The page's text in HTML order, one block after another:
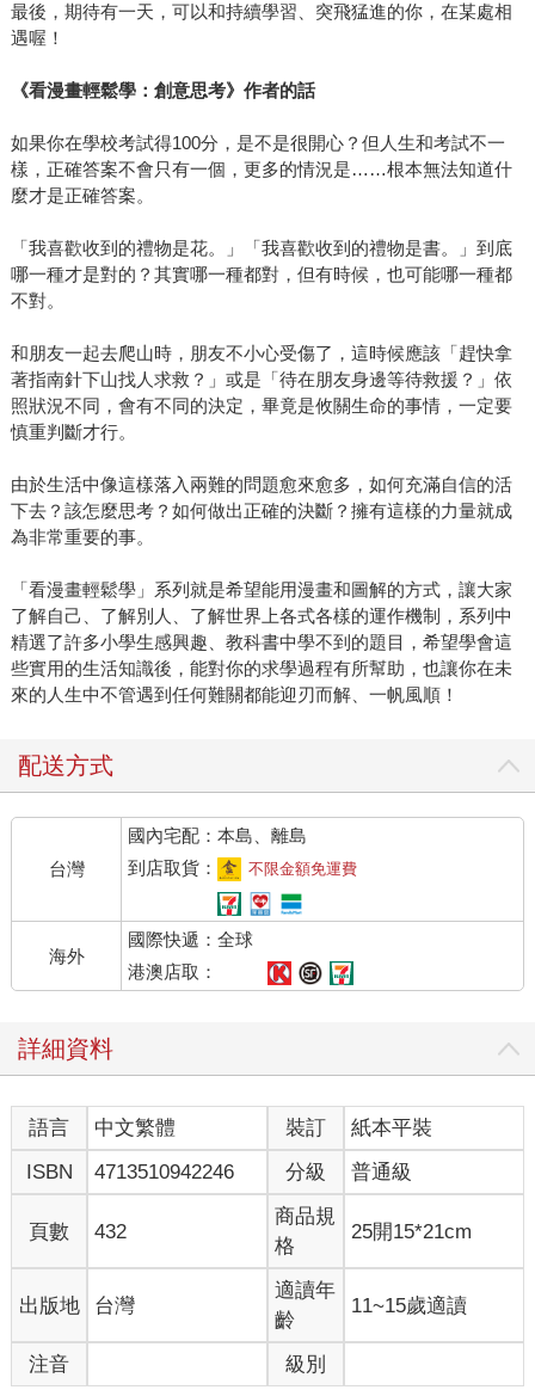
最後，期待有一天，可以和持續學習、突飛猛進的你，在某處相
遇喔！
《看漫畫輕鬆學：創意思考》作者的話
如果你在學校考試得100分，是不是很開心？但人生和考試不一
樣，正確答案不會只有一個，更多的情況是……根本無法知道什
麼才是正確答案。
「我喜歡收到的禮物是花。」「我喜歡收到的禮物是書。」到底
哪一種才是對的？其實哪一種都對，但有時候，也可能哪一種都
不對。
和朋友一起去爬山時，朋友不小心受傷了，這時候應該「趕快拿
著指南針下山找人求救？」或是「待在朋友身邊等待救援？」依
照狀況不同，會有不同的決定，畢竟是攸關生命的事情，一定要
慎重判斷才行。
由於生活中像這樣落入兩難的問題愈來愈多，如何充滿自信的活
下去？該怎麼思考？如何做出正確的決斷？擁有這樣的力量就成
為非常重要的事。
「看漫畫輕鬆學」系列就是希望能用漫畫和圖解的方式，讓大家
了解自己、了解別人、了解世界上各式各樣的運作機制，系列中
精選了許多小學生感興趣、教科書中學不到的題目，希望學會這
些實用的生活知識後，能對你的求學過程有所幫助，也讓你在未
來的人生中不管遇到任何難關都能迎刃而解、一帆風順！
配送方式
台灣
國內宅配：本島、離島
到店取貨：
不限金額免運費
海外
國際快遞：全球
港澳店取：
詳細資料
語言 中文繁體 裝訂
紙本平裝
ISBN
4713510942246 分級 普通級
頁數 432
商品規
格
25開15*21cm
出版地 台灣
適讀年
齡
11~15歲適讀
注音 級別